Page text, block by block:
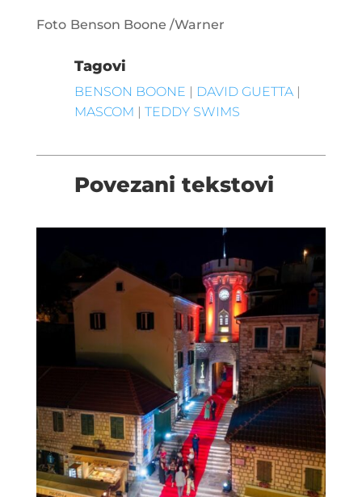
Foto Benson Boone /Warner
Tagovi
BENSON BOONE | DAVID GUETTA|
MASCOM | TEDDY SWIMS
Povezani tekstovi